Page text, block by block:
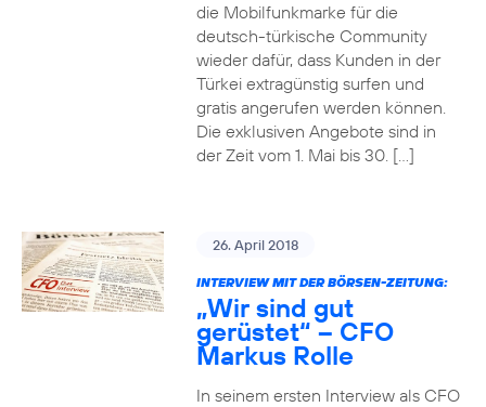
die Mobilfunkmarke für die
deutsch-türkische Community
wieder dafür, dass Kunden in der
Türkei extragünstig surfen und
gratis angerufen werden können.
Die exklusiven Angebote sind in
der Zeit vom 1. Mai bis 30. […]
26. April 2018
INTERVIEW MIT DER BÖRSEN-ZEITUNG:
„Wir sind gut
gerüstet“ – CFO
Markus Rolle
In seinem ersten Interview als CFO